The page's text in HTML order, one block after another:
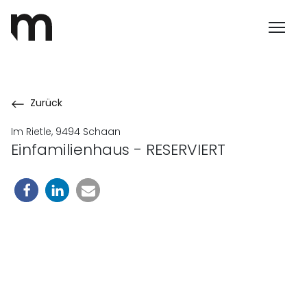
Zurück
Im Rietle, 9494 Schaan
Einfamilienhaus - RESERVIERT